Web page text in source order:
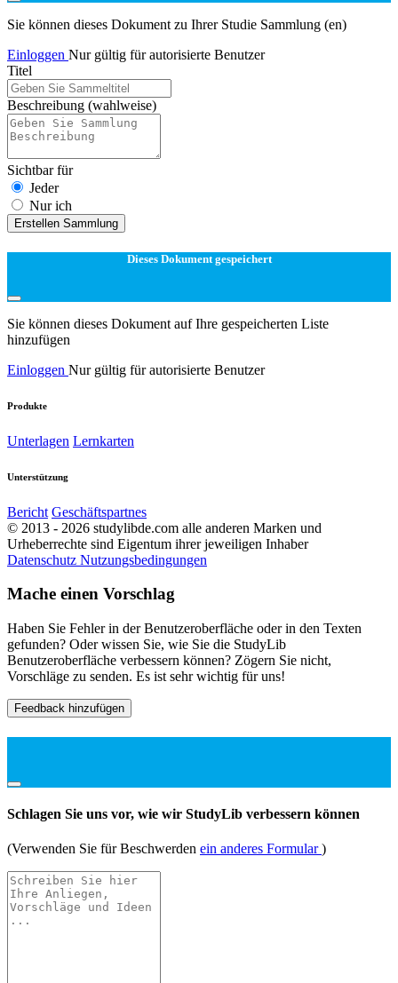
Sie können dieses Dokument zu Ihrer Studie Sammlung (en)
Einloggen Nur gültig für autorisierte Benutzer
Titel
Beschreibung (wahlweise)
Sichtbar für
Jeder
Nur ich
Erstellen Sammlung
Dieses Dokument gespeichert
Sie können dieses Dokument auf Ihre gespeicherten Liste
hinzufügen
Einloggen Nur gültig für autorisierte Benutzer
Produkte
Unterlagen Lernkarten
Unterstützung
Bericht Geschäftspartnes
© 2013 - 2026 studylibde.com alle anderen Marken und
Urheberrechte sind Eigentum ihrer jeweiligen Inhaber
Datenschutz Nutzungsbedingungen
Mache einen Vorschlag
Haben Sie Fehler in der Benutzeroberfläche oder in den Texten
gefunden? Oder wissen Sie, wie Sie die StudyLib
Benutzeroberfläche verbessern können? Zögern Sie nicht,
Vorschläge zu senden. Es ist sehr wichtig für uns!
Feedback hinzufügen
Schlagen Sie uns vor, wie wir StudyLib verbessern können
(Verwenden Sie für Beschwerden ein anderes Formular)